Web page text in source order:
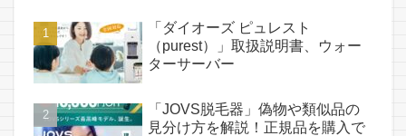
「ダイオーズ ピュレスト
（purest）」取扱説明書、ウォー
ターサーバー
「JOVS脱毛器」偽物や類似品の
見分け方を解説！正規品を購入で